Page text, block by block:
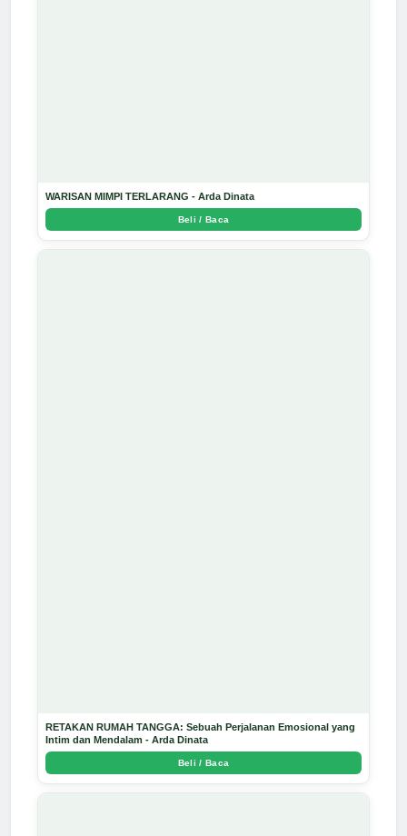
WARISAN MIMPI TERLARANG - Arda Dinata
Beli / Baca
RETAKAN RUMAH TANGGA: Sebuah Perjalanan Emosional yang
Intim dan Mendalam - Arda Dinata
Beli / Baca